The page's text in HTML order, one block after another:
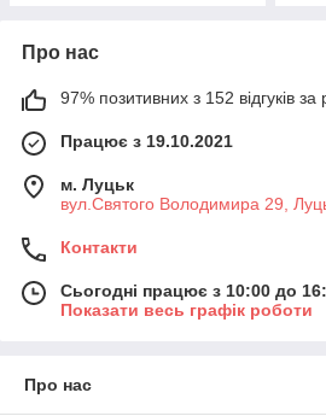
Про нас
97% позитивних з 152 відгуків за
Працює з 19.10.2021
м. Луцьк
вул.Святого Володимира 29,
Контакти
Сьогодні працює з 10:00 до
Показати весь графік роботи
Про нас